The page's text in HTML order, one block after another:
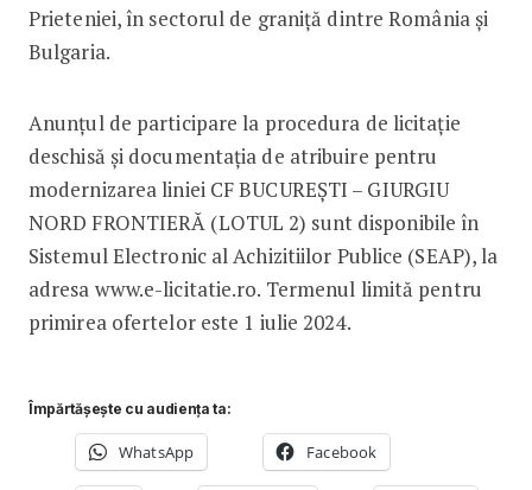
Prieteniei, în sectorul de graniță dintre România și
Bulgaria.
Anunţul de participare la procedura de licitaţie
deschisă şi documentaţia de atribuire pentru
modernizarea liniei CF BUCUREȘTI – GIURGIU
NORD FRONTIERĂ (LOTUL 2) sunt disponibile în
Sistemul Electronic al Achizitiilor Publice (SEAP), la
adresa www.e-licitatie.ro. Termenul limită pentru
primirea ofertelor este 1 iulie 2024.
Împărtășește cu audiența ta:
WhatsApp Facebook